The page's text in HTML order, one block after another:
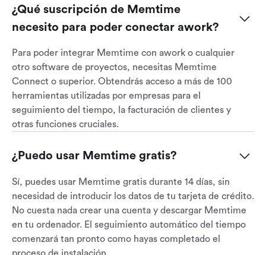
¿Qué suscripción de Memtime
necesito para poder conectar awork?
Para poder integrar Memtime con awork o cualquier
otro software de proyectos, necesitas Memtime
Connect o superior. Obtendrás acceso a más de 100
herramientas utilizadas por empresas para el
seguimiento del tiempo, la facturación de clientes y
otras funciones cruciales.
¿Puedo usar Memtime gratis?
Sí, puedes usar Memtime gratis durante 14 días, sin
necesidad de introducir los datos de tu tarjeta de crédito.
No cuesta nada crear una cuenta y descargar Memtime
en tu ordenador. El seguimiento automático del tiempo
comenzará tan pronto como hayas completado el
proceso de instalación.